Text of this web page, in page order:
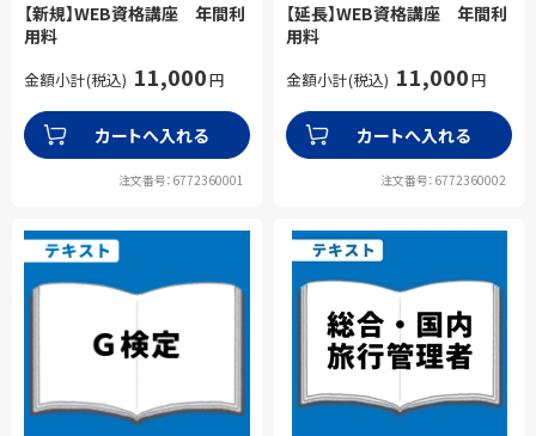
【新規】WEB資格講座 年間利
用料
金額小計(税込) 11,000円
カートへ入れる
注文番号：6772360001
【延長】WEB資格講座 年間利
用料
金額小計(税込) 11,000円
カートへ入れる
注文番号：6772360002